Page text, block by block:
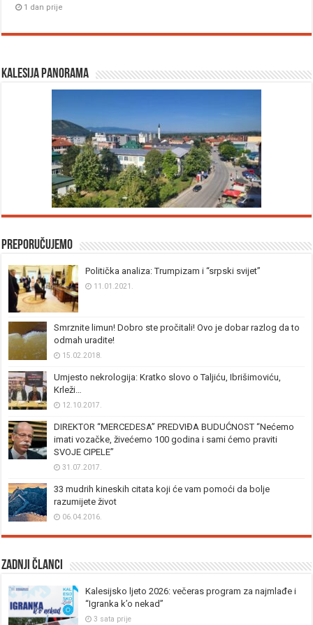
1 dan prije
Kalesija panorama
Preporučujemo
Politička analiza: Trumpizam i “srpski svijet”
11.01.2021.
Smrznite limun! Dobro ste pročitali! Ovo je dobar razlog da to
odmah uradite!
15.02.2018.
Umjesto nekrologija: Kratko slovo o Taljiću, Ibrišimoviću,
Krleži…
12.10.2017.
DIREKTOR “MERCEDESA” PREDVIĐA BUDUĆNOST “Nećemo
imati vozačke, živećemo 100 godina i sami ćemo praviti
SVOJE CIPELE”
31.07.2017.
33 mudrih kineskih citata koji će vam pomoći da bolje
razumijete život
06.04.2016.
Zadnji članci
Kalesijsko ljeto 2026: večeras program za najmlađe i
“Igranka k’o nekad”
3 sata prije